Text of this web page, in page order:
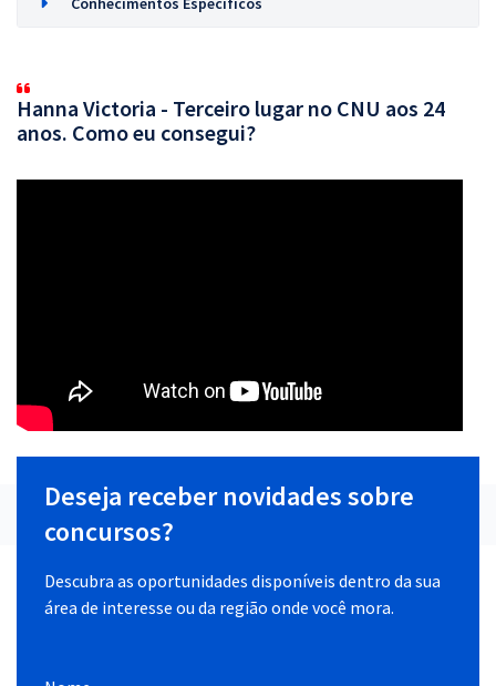
Hanna Victoria - Terceiro lugar no CNU aos 24
anos. Como eu consegui?
Deseja receber novidades sobre
concursos?
Descubra as oportunidades disponíveis dentro da sua
área de interesse ou da região onde você mora.